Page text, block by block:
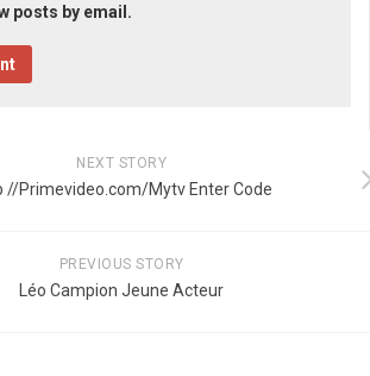
posts by email.
NEXT STORY
//Primevideo.com/Mytv Enter Code
PREVIOUS STORY
Léo Campion Jeune Acteur